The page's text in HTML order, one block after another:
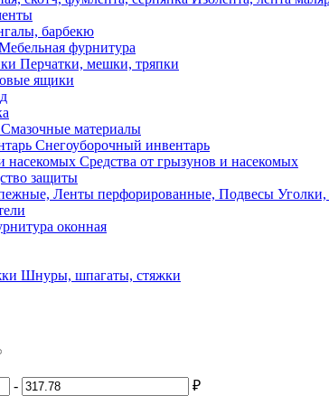
барбекю
фурнитура
Перчатки, мешки, тряпки
ящики
Смазочные материалы
Снегоуборочный инвентарь
Средства от грызунов и насекомых
защиты
оконная
Шнуры, шпагаты, стяжки
-
₽